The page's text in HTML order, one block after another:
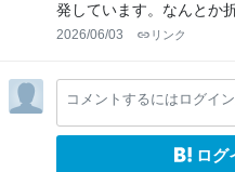
発しています。なんとか
2026/06/03 リンク
コメントするにはログイ
ログ